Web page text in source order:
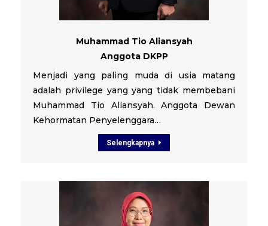
Muhammad Tio Aliansyah
Anggota DKPP
Menjadi yang paling muda di usia matang
adalah privilege yang yang tidak membebani
Muhammad Tio Aliansyah. Anggota Dewan
Kehormatan Penyelenggara…
Selengkapnya